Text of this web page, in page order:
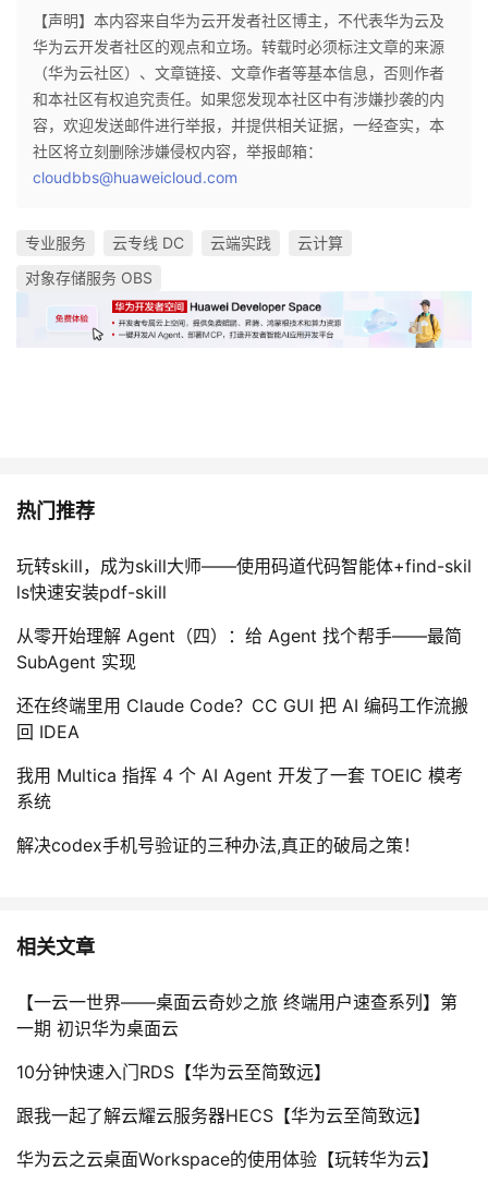
【声明】本内容来自华为云开发者社区博主，不代表华为云及
华为云开发者社区的观点和立场。转载时必须标注文章的来源
（华为云社区）、文章链接、文章作者等基本信息，否则作者
和本社区有权追究责任。如果您发现本社区中有涉嫌抄袭的内
容，欢迎发送邮件进行举报，并提供相关证据，一经查实，本
社区将立刻删除涉嫌侵权内容，举报邮箱：
cloudbbs@huaweicloud.com
专业服务 云专线 DC 云端实践
云计算
对象存储服务 OBS
热门推荐
玩转skill，成为skill大师——使用码道代码智能体+find-skil
ls快速安装pdf-skill
从零开始理解 Agent（四）：给 Agent 找个帮手——最简
SubAgent 实现
还在终端里用 Claude Code？CC GUI 把 AI 编码工作流搬
回 IDEA
我用 Multica 指挥 4 个 AI Agent 开发了一套 TOEIC 模考
系统
解决codex手机号验证的三种办法,真正的破局之策！
相关文章
【一云一世界——桌面云奇妙之旅 终端用户速查系列】第
一期 初识华为桌面云
10分钟快速入门RDS【华为云至简致远】
跟我一起了解云耀云服务器HECS【华为云至简致远】
华为云之云桌面Workspace的使用体验【玩转华为云】